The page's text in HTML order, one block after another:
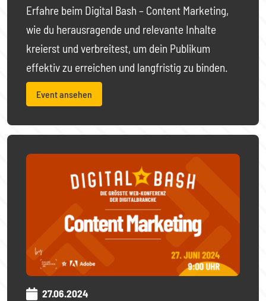
Erfahre beim Digital Bash – Content Marketing,
wie du herausragende und relevante Inhalte
kreierst und verbreitest, um dein Publikum
effektiv zu erreichen und langfristig zu binden.
Event ansehen
27.06.2024